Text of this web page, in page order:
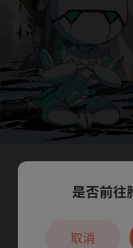
本章节仅支
是否前往
取消